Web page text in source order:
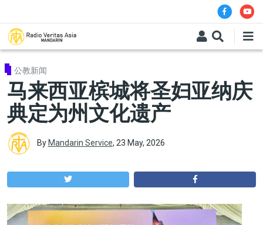
公教新闻
马来西亚槟城将圣妇亚纳庆
典定为州文化遗产
By Mandarin Service, 23 May, 2026